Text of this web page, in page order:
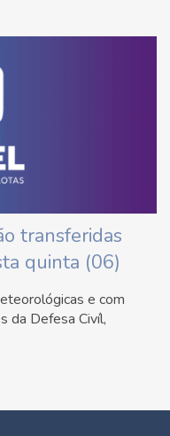
transferidas
quinta (06)
e com
da Defesa Civíl,